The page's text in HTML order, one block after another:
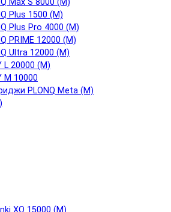
Max S 8000 (М)
Plus 1500 (М)
Plus Pro 4000 (М)
PRIME 12000 (М)
Ultra 12000 (М)
L 20000 (М)
M 10000
PLONQ Meta (М)
XO 15000 (М)